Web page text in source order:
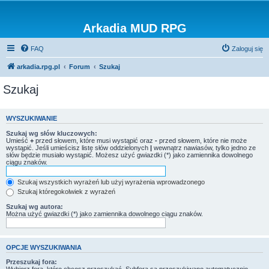
Arkadia MUD RPG
FAQ Zaloguj się
arkadia.rpg.pl Forum Szukaj
Szukaj
WYSZUKIWANIE
Szukaj wg słów kluczowych:
Umieść + przed słowem, które musi wystąpić oraz - przed słowem, które nie może
wystąpić. Jeśli umieścisz listę słów oddzielonych | wewnątrz nawiasów, tylko jedno ze
słów będzie musiało wystąpić. Możesz użyć gwiazdki (*) jako zamiennika dowolnego
ciągu znaków.
Szukaj wszystkich wyrażeń lub użyj wyrażenia wprowadzonego
Szukaj któregokolwiek z wyrażeń
Szukaj wg autora:
Można użyć gwiazdki (*) jako zamiennika dowolnego ciągu znaków.
OPCJE WYSZUKIWANIA
Przeszukaj fora: